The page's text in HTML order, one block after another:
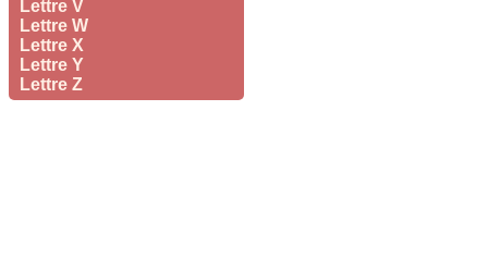
Lettre V
Lettre W
Lettre X
Lettre Y
Lettre Z